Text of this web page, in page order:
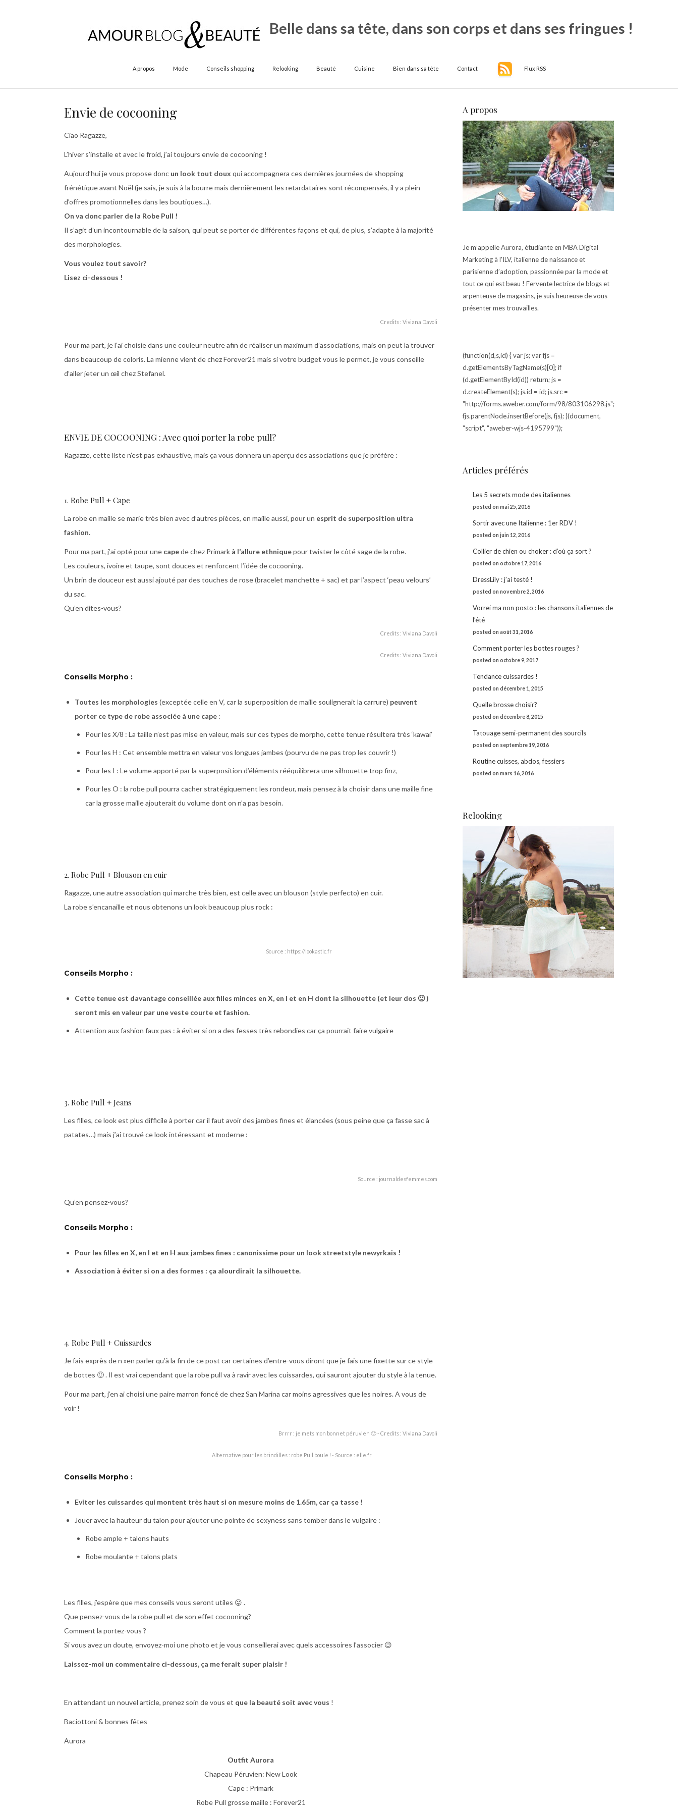
Belle dans sa tête, dans son corps et dans ses fringues !
A propos Mode Conseils shopping Relooking Beauté Cuisine Bien dans sa tête Contact Flux RSS
Envie de cocooning
Ciao Ragazze,
L’hiver s’installe et avec le froid, j’ai toujours envie de cocooning !
Aujourd’hui je vous propose donc un look tout doux qui accompagnera ces dernières journées de shopping
frénétique avant Noël (je sais, je suis à la bourre mais dernièrement les retardataires sont récompensés, il y a plein
d’offres promotionnelles dans les boutiques…).
On va donc parler de la Robe Pull !
Il s’agit d’un incontournable de la saison, qui peut se porter de différentes façons et qui, de plus, s’adapte à la majorité
des morphologies.
Vous voulez tout savoir?
Lisez ci-dessous !
Credits : Viviana Davoli
Pour ma part, je l’ai choisie dans une couleur neutre afin de réaliser un maximum d’associations, mais on peut la trouver
dans beaucoup de coloris. La mienne vient de chez Forever21 mais si votre budget vous le permet, je vous conseille
d’aller jeter un œil chez Stefanel.
ENVIE DE COCOONING : Avec quoi porter la robe pull?
Ragazze, cette liste n’est pas exhaustive, mais ça vous donnera un aperçu des associations que je préfère :
1. Robe Pull + Cape
La robe en maille se marie très bien avec d’autres pièces, en maille aussi, pour un esprit de superposition ultra
fashion.
Pour ma part, j’ai opté pour une capede chez Primark à l’allure ethniquepour twister le côté sage de la robe.
Les couleurs, ivoire et taupe, sont douces et renforcent l’idée de cocooning.
Un brin de douceur est aussi ajouté par des touches de rose (bracelet manchette + sac) et par l’aspect ‘peau velours’
du sac.
Qu’en dites-vous?
Credits : Viviana Davoli
Credits : Viviana Davoli
Conseils Morpho :
Toutes les morphologies (exceptée celle en V, car la superposition de maille soulignerait la carrure) peuvent
porter ce type de robe associée à une cape :
Pour les X/8 : La taille n’est pas mise en valeur, mais sur ces types de morpho, cette tenue résultera très ‘kawai’
Pour les H : Cet ensemble mettra en valeur vos longues jambes (pourvu de ne pas trop les couvrir !)
Pour les I : Le volume apporté par la superposition d’éléments rééquilibrera une silhouette trop finz,
Pour les O : la robe pull pourra cacher stratégiquement les rondeur, mais pensez à la choisir dans une maille fine
car la grosse maille ajouterait du volume dont on n’a pas besoin.
2. Robe Pull + Blouson en cuir
Ragazze, une autre association qui marche très bien, est celle avec un blouson (style perfecto) en cuir.
La robe s’encanaille et nous obtenons un look beaucoup plus rock :
Source : https://lookastic.fr
Conseils Morpho :
Cette tenue est davantage conseillée aux filles minces en X, en I et en H dont la silhouette (et leur dos 🙂 )
seront mis en valeur par une veste courte et fashion.
Attention aux fashion faux pas : à éviter si on a des fesses très rebondies car ça pourrait faire vulgaire
3. Robe Pull + Jeans
Les filles, ce look est plus difficile à porter car il faut avoir des jambes fines et élancées (sous peine que ça fasse sac à
patates…) mais j’ai trouvé ce look intéressant et moderne :
Source : journaldesfemmes.com
Qu’en pensez-vous?
Conseils Morpho :
Pour les filles en X, en I et en H aux jambes fines : canonissime pour un look streetstyle newyrkais !
Association à éviter si on a des formes : ça alourdirait la silhouette.
4. Robe Pull + Cuissardes
Je fais exprès de n »en parler qu’à la fin de ce post car certaines d’entre-vous diront que je fais une fixette sur ce style
de bottes 🙂 . Il est vrai cependant que la robe pull va à ravir avec les cuissardes, qui sauront ajouter du style à la tenue.
Pour ma part, j’en ai choisi une paire marron foncé de chez San Marina car moins agressives que les noires. A vous de
voir !
Brrrr : je mets mon bonnet péruvien 🙂 - Credits : Viviana Davoli
Alternative pour les brindilles : robe Pull boule ! - Source : elle.fr
Conseils Morpho :
Eviter les cuissardes qui montent très haut si on mesure moins de 1.65m, car ça tasse !
Jouer avec la hauteur du talon pour ajouter une pointe de sexyness sans tomber dans le vulgaire :
Robe ample + talons hauts
Robe moulante + talons plats
Les filles, j’espère que mes conseils vous seront utiles 😛 .
Que pensez-vous de la robe pull et de son effet cocooning?
Comment la portez-vous ?
Si vous avez un doute, envoyez-moi une photo et je vous conseillerai avec quels accessoires l’associer 😉
Laissez-moi un commentaire ci-dessous, ça me ferait super plaisir !
En attendant un nouvel article, prenez soin de vous et que la beauté soit avec vous !
Baciottoni & bonnes fêtes
Aurora
Outfit Aurora
Chapeau Péruvien: New Look
Cape : Primark
Robe Pull grosse maille : Forever21
A propos
Je m’appelle Aurora, étudiante en MBA Digital
Marketing à l'ILV, italienne de naissance et
parisienne d’adoption, passionnée par la mode et
tout ce qui est beau ! Fervente lectrice de blogs et
arpenteuse de magasins, je suis heureuse de vous
présenter mes trouvailles.
(function(d,s,id) { var js; var fjs =
d.getElementsByTagName(s)[0]; if
(d.getElementById(id)) return; js =
d.createElement(s); js.id = id; js.src =
"http://forms.aweber.com/form/98/803106298.js";
fjs.parentNode.insertBefore(js, fjs); }(document,
"script", "aweber-wjs-4195799"));
Articles préférés
Les 5 secrets mode des italiennes
posted on mai 25, 2016
Sortir avec une Italienne : 1er RDV !
posted on juin 12, 2016
Collier de chien ou choker : d’où ça sort ?
posted on octobre 17, 2016
DressLily : j’ai testé !
posted on novembre 2, 2016
Vorrei ma non posto : les chansons italiennes de
l’été
posted on août 31, 2016
Comment porter les bottes rouges ?
posted on octobre 9, 2017
Tendance cuissardes !
posted on décembre 1, 2015
Quelle brosse choisir?
posted on décembre 8, 2015
Tatouage semi-permanent des sourcils
posted on septembre 19, 2016
Routine cuisses, abdos, fessiers
posted on mars 16, 2016
Relooking